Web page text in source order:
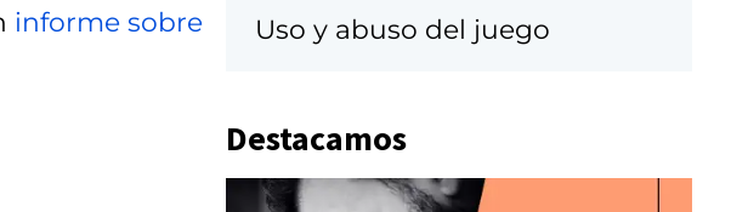
informe sobre
Uso y abuso del juego
Destacamos